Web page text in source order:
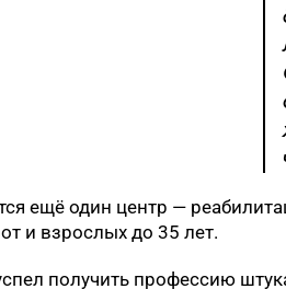
ещё один центр —
и взрослых до 35 лет.
получить профессию